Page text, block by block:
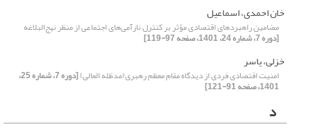
خان احمدی، اسماعیل
مضامین راهبردهای اقتصادی مؤثر بر کنترل نارآمی‌های اجتماعی از منظر نهج‌البلاغه
[دوره 7، شماره 24، 1401، صفحه 97-119]
خزلی، یاسر
امنیت اقتصادی فردی از دیدگاه مقام معظم رهبری(مدظله العالی) [دوره 7، شماره 25،
1401، صفحه 91-121]
د